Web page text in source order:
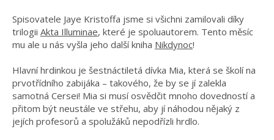
Spisovatele Jaye Kristoffa jsme si všichni zamilovali díky
trilogii Akta Illuminae, které je spoluautorem. Tento měsíc
mu ale u nás vyšla jeho další kniha Nikdynoc!
Hlavní hrdinkou je šestnáctiletá dívka Mia, která se školí na
prvotřídního zabijáka – takového, že by se jí zalekla
samotná Cersei! Mia si musí osvědčit mnoho dovedností a
přitom být neustále ve střehu, aby jí náhodou nějaký z
jejích profesorů a spolužáků nepodřízli hrdlo.